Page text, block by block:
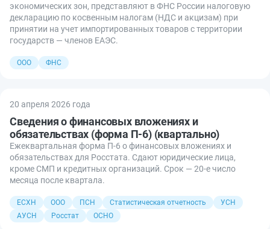
экономических зон, представляют в ФНС России налоговую
декларацию по косвенным налогам (НДС и акцизам) при
принятии на учет импортированных товаров с территории
государств — членов ЕАЭС.
ООО ФНС
20 апреля 2026 года
Сведения о финансовых вложениях и
обязательствах (форма П-6) (квартально)
Ежеквартальная форма П-6 о финансовых вложениях и
обязательствах для Росстата. Сдают юридические лица,
кроме СМП и кредитных организаций. Срок — 20-е число
месяца после квартала.
ЕСХН ООО ПСН Статистическая отчетность
УСН
АУСН
Росстат ОСНО